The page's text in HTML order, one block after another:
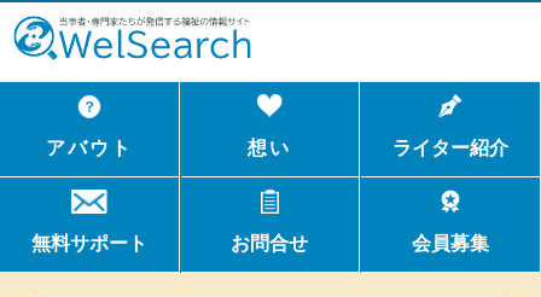
WelSerch
アバウト 想い ライター紹介
無料サポート お問合せ 会員募集